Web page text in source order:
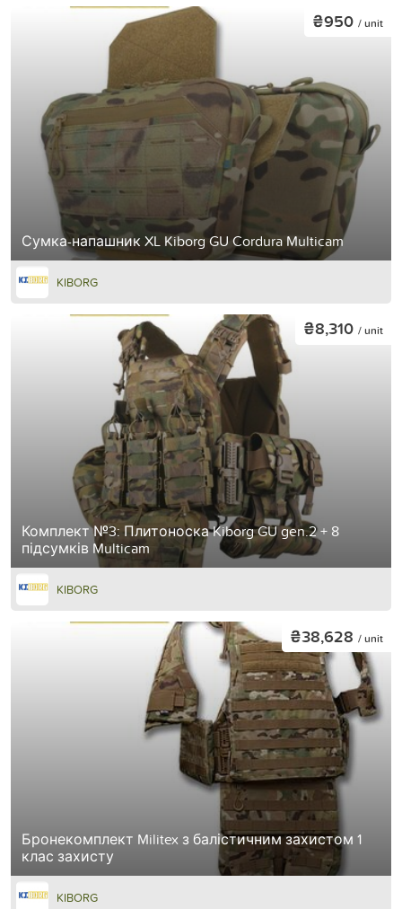
Сумка-напашник XL Kiborg GU Cordura Multicam
₴950 / unit
KIBORG
Комплект №3: Плитоноска Kiborg GU gen.2 + 8
підсумків Multicam
₴8,310 / unit
KIBORG
Бронекомплект Militex з балістичним захистом 1
клас захисту
₴38,628 / unit
KIBORG